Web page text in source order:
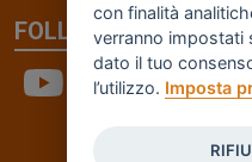
FOLLOW US
con finalità
verranno impostati
dato il tuo
l’utilizzo. Imposta